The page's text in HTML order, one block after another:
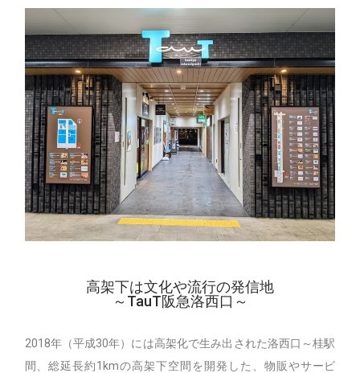
高架下は文化や流行の発信地
～TauT阪急洛西口～
2018年（平成30年）には高架化で生み出された洛西口～桂駅
間、総延長約1kmの高架下空間を開発した、物販やサービ